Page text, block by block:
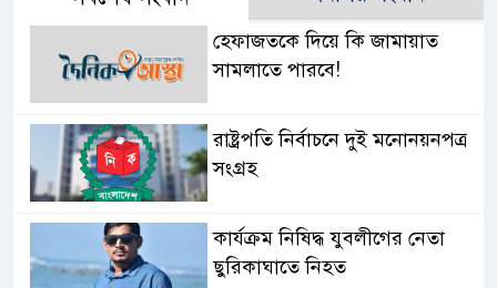
হেফাজতকে দিয়ে কি জামায়াত
সামলাতে পারবে!
রাষ্ট্রপতি নির্বাচনে দুই মনোনয়নপত্র
সংগ্রহ
কার্যক্রম নিষিদ্ধ যুবলীগের নেতা
ছুরিকাঘাতে নিহত